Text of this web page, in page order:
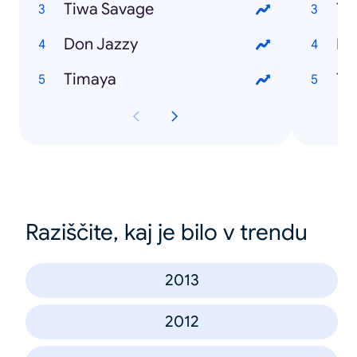
Tiwa Savage
Don Jazzy
Timaya
Raziščite, kaj je bilo v trendu
2013
2012